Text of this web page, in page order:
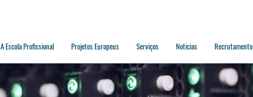
A Escola Profissional Projetos Europeus Serviços Noticias Recrutamento